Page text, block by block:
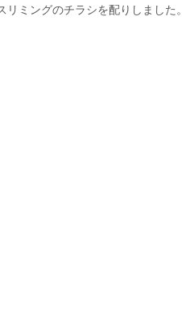
ミングのチラシを配りしました。